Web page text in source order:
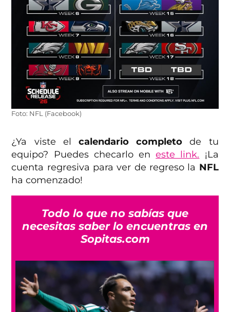
Foto: NFL (Facebook)
¿Ya viste el calendario completo de tu
equipo? Puedes checarlo eneste link. ¡La
cuenta regresiva para ver de regreso la NFL
ha comenzado!
Todo lo que no sabías que
necesitas saber lo encuentras en
Sopitas.com